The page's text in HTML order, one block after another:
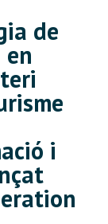
de
i